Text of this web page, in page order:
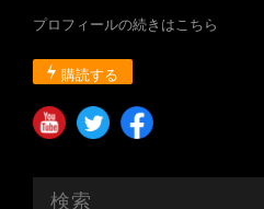
プロフィールの続きはこちら
購読する